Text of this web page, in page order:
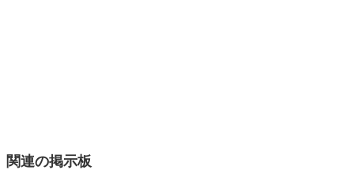
関連の掲示板